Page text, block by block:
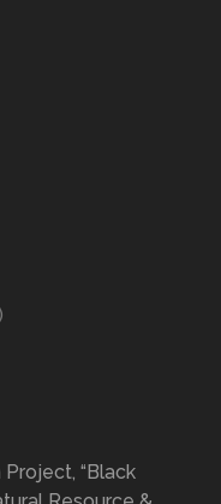
Project, “Black